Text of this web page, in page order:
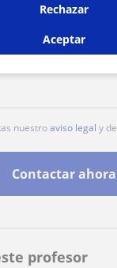
profesor
nuestroaviso legal y de
Contactar ahora
Rechazar
Aceptar